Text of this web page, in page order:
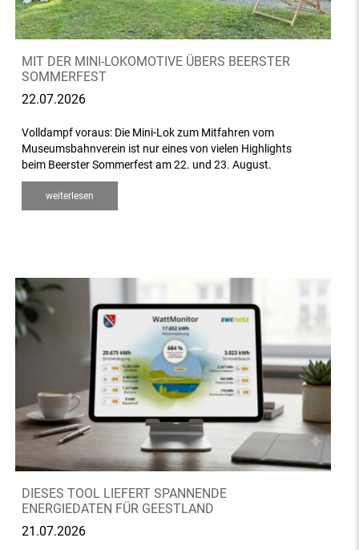
MIT DER MINI-LOKOMOTIVE ÜBERS BEERSTER
SOMMERFEST
22.07.2026
Volldampf voraus: Die Mini-Lok zum Mitfahren vom
Museumsbahnverein ist nur eines von vielen Highlights
beim Beerster Sommerfest am 22. und 23. August.
weiterlesen
DIESES TOOL LIEFERT SPANNENDE
ENERGIEDATEN FÜR GEESTLAND
21.07.2026